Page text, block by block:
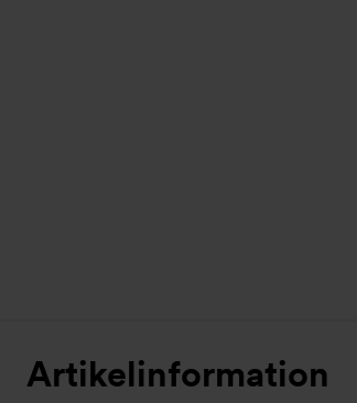
Artikelinformation